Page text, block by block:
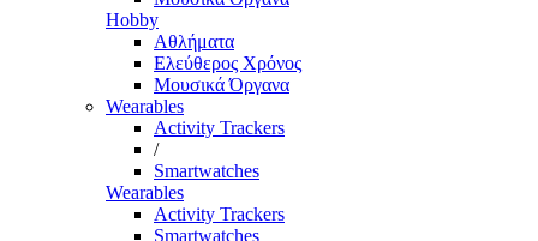
Hobby
Αθλήματα
Ελεύθερος Χρόνος
Μουσικά Όργανα
Wearables
Activity Trackers
/
Smartwatches
Wearables
Activity Trackers
Smartwatches